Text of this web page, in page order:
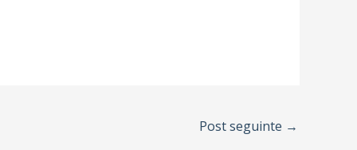
Post seguinte →